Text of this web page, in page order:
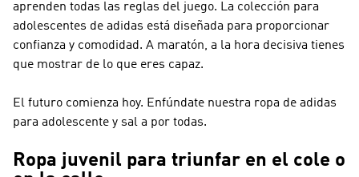
aprenden todas las reglas del juego. La colección para
adolescentes de adidas está diseñada para proporcionar
confianza y comodidad. A maratón, a la hora decisiva tienes
que mostrar de lo que eres capaz.
El futuro comienza hoy. Enfúndate nuestra ropa de adidas
para adolescente y sal a por todas.
Ropa juvenil para triunfar en el cole o